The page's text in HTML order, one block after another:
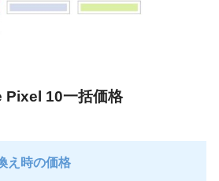
Pixel 10一括価格
え時の価格